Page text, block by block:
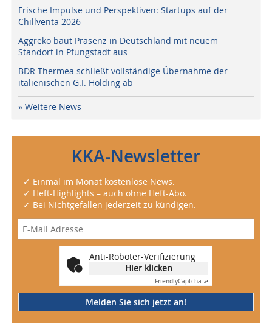
Frische Impulse und Perspektiven: Startups auf der
Chillventa 2026
Aggreko baut Präsenz in Deutschland mit neuem
Standort in Pfungstadt aus
BDR Thermea schließt vollständige Übernahme der
italienischen G.I. Holding ab
» Weitere News
KKA-Newsletter
✓ Einmal im Monat kostenlose News.
✓ Heft-Highlights – auch ohne Heft-Abo.
✓ Bei Nichtgefallen jederzeit zu kündigen.
Anti-Roboter-Verifizierung
Hier klicken
FriendlyCaptcha ⇗
Melden Sie sich jetzt an!